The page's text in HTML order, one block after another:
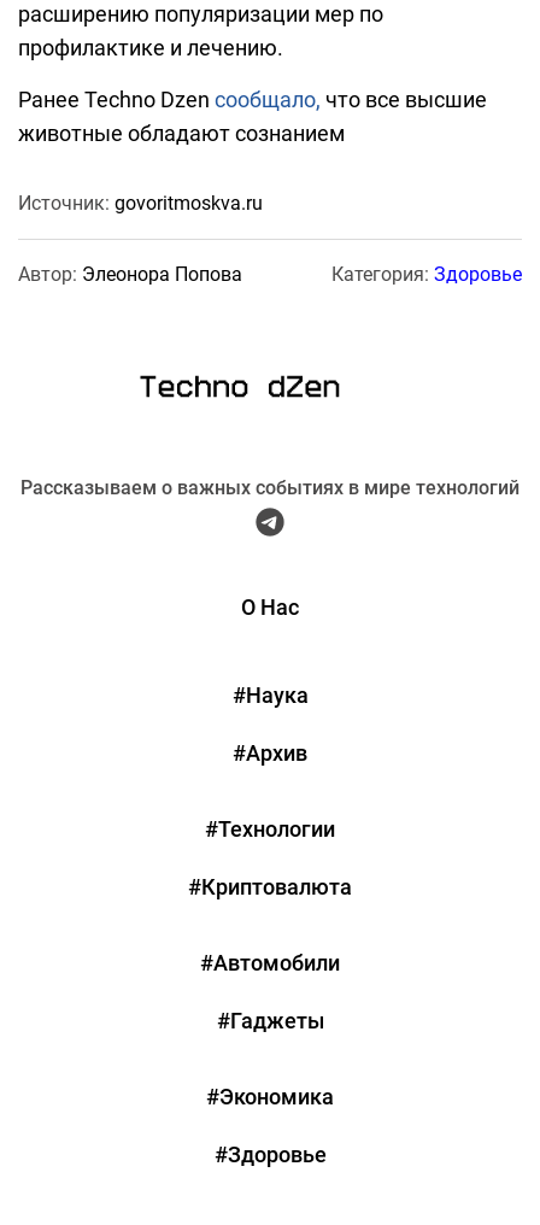
расширению популяризации мер по
профилактике и лечению.
Ранее Techno Dzen сообщало, что все высшие
животные обладают сознанием
Источник: govoritmoskva.ru
Автор: Элеонора Попова Категория: Здоровье
Рассказываем о важных событиях в мире технологий
О Нас
#Наука
#Архив
#Технологии
#Криптовалюта
#Автомобили
#Гаджеты
#Экономика
#Здоровье